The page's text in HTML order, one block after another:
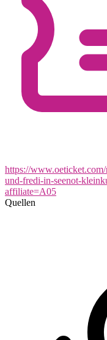
https://
und-fredi-in-seenot-
affiliate=A05
Quellen